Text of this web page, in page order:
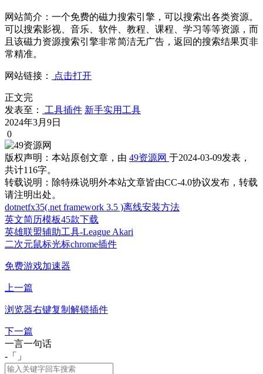
网站简介：一个免费的磁力搜索引擎，可以搜索出各类资源。
可以搜索影视、音乐、软件、教程、课程、学习等等资源，而
且该磁力资源搜索引擎非常简洁无广告，返回的搜索结果页非
常精准。
网站链接： 点击打开
正文完
发表至：
工具插件 新手实用工具
2024年3月9日
0
版权声明： 本站原创文章，由 49资源网 于2024-03-09发表，
共计116字。
转载说明： 除特殊说明外本站文章皆由CC-4.0协议发布，转载
请注明出处。
dotnetfx35(.net framework 3.5 )离线安装方法
英文简历模板45款下载
英雄联盟辅助工具-League Akari
二次元鼠标光标chrome插件
免费游戏加速器
上一篇
浏览器右键复制解锁插件
下一篇
一言一句话
-「
」